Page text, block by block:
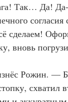
Так… Да! Да-
сделаем!
вновь
Рожин. —
схватил